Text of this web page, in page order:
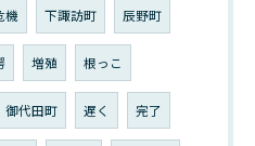
機 下諏訪町 辰野町
増殖 根っこ
御代田町 遅く 完了